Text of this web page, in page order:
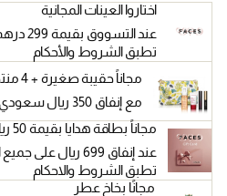
اختاروا العينات المجانية
عند
تطبق الشروط والأحكام
مجاناً حقيبة صغيرة + 4 منتجات ميني
مع إنفاق 350 ريال سعودي على منتجات كلارينس
مجاناً بطاقة هدايا بقيمة 50 ريال
عند إنفاق 699 ريال
تطبق الشروط والاحكام
مجانًا بخاخ عطر